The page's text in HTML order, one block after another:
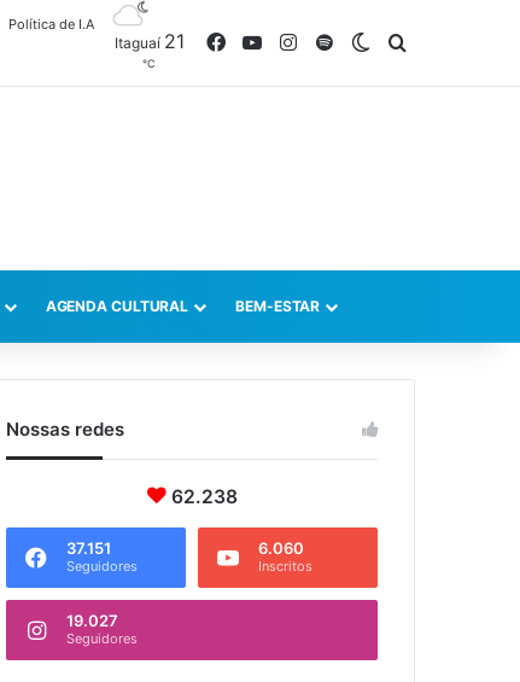
Política de I.A
Itaguaí 21
℃
FacebookYouTubeInstagram
SpotifySwitch skin
AGENDA CULTURAL BEM-ESTAR
Nossas redes
62.238
37.151
Seguidores
6.060
Inscritos
19.027
Seguidores